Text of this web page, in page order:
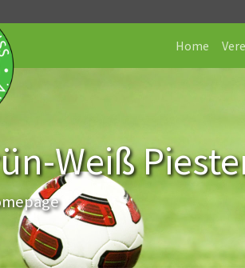
Home
Weiß